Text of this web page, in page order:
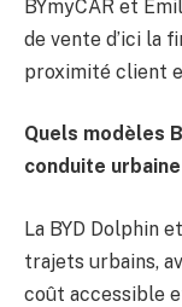
BYmyCAR et
de vente d’ici la
proximité client
Quels modèles
conduite
La BYD Dolphin
trajets urbains,
coût accessible